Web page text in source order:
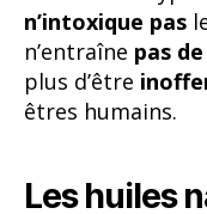
n’intoxique pas
n’entraîne pas
plus d’être
êtres humains.
Les huiles